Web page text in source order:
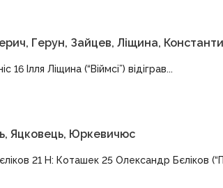
Герун, Зайцев, Ліщина,
Ілля Ліщина (“Віймсі”) відіграв...
Яцковець, Юркевичюс
21 Н: Коташек 25 Олександр Бєліков